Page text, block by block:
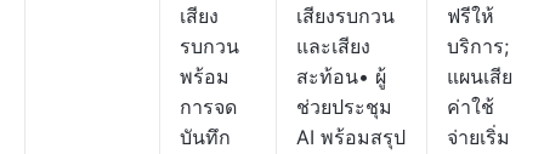
เสียง
รบกวน
พร้อม
การจด
บันทึก
เสียงรบกวน
และเสียง
สะท้อน• ผู้
ช่วยประชุม
AI พร้อมสรุป
ฟรีให้
บริการ;
แผนเสีย
ค่าใช้
จ่ายเริ่ม